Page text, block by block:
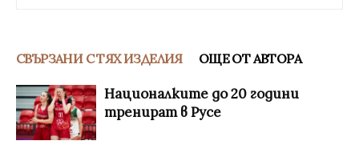
СВЪРЗАНИ С ТЯХ ИЗДЕЛИЯ ОЩЕ ОТ АВТОРА
Националките до 20 години
тренират в Русе